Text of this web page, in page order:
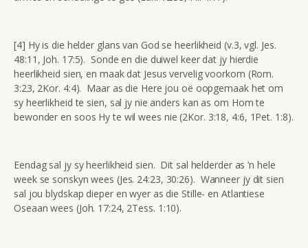
[4] Hy is die helder glans van God se heerlikheid (v.3, vgl. Jes.
48:11, Joh. 17:5). Sonde en die duiwel keer dat jy hierdie
heerlikheid sien, en maak dat Jesus vervelig voorkom (Rom.
3:23, 2Kor. 4:4). Maar as die Here jou oë oopgemaak het om
sy heerlikheid te sien, sal jy nie anders kan as om Hom te
bewonder en soos Hy te wil wees nie (2Kor. 3:18, 4:6, 1Pet. 1:8).
Eendag sal jy sy heerlikheid sien. Dit sal helderder as ‘n hele
week se sonskyn wees (Jes. 24:23, 30:26). Wanneer jy dit sien
sal jou blydskap dieper en wyer as die Stille- en Atlantiese
Oseaan wees (Joh. 17:24, 2Tess. 1:10).